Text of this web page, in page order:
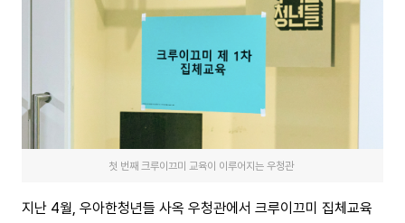
첫 번째 크루이끄미 교육이 이루어지는 우청관
지난 4월, 우아한청년들 사옥 우청관에서 크루이끄미 집체교육